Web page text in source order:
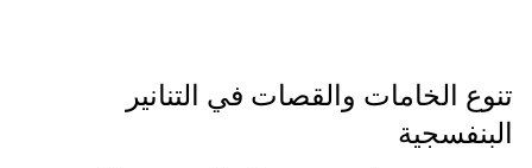
تنوع الخامات والقصات في التنانير
البنفسجية